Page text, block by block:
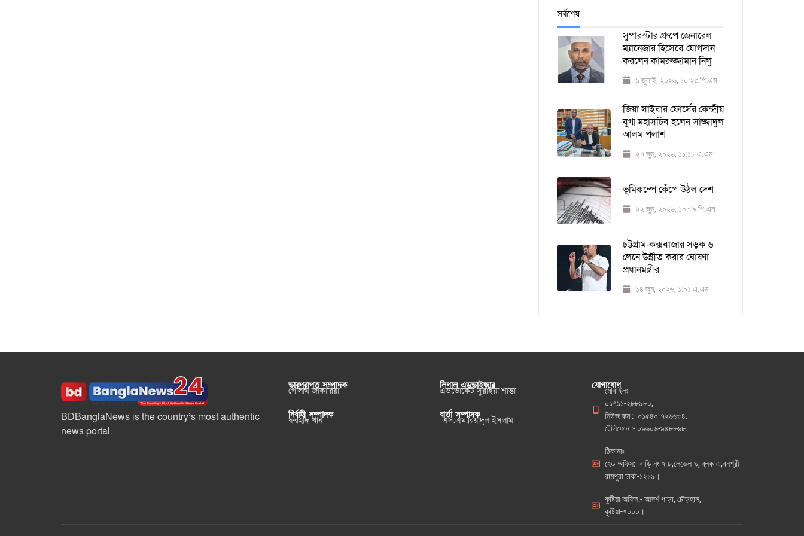
সর্বশেষ
সুপারস্টার গ্রুপে জেনারেল
ম্যানেজার হিসেবে যোগদান
করলেন কামরুজ্জামান নিলু
১ জুলাই, ২০২৬, ১০:২৩ পি.এম
জিয়া সাইবার ফোর্সের কেন্দ্রীয়
যুগ্ম মহাসচিব হলেন সাজ্জাদুল
আলম পলাশ
২৭ জুন, ২০২৬, ১১:১৮ এ.এম
ভূমিকম্পে কেঁপে উঠল দেশ
২২ জুন, ২০২৬, ১০:৩৯ পি.এম
চট্টগ্রাম-কক্সবাজার সড়ক ৬
লেনে উন্নীত করার ঘোষণা
প্রধানমন্ত্রীর
১৪ জুন, ২০২৬, ১:০১ এ.এম
BDBanglaNews is the country’s most authentic
news portal.
ভারপ্রাপ্ত সম্পাদক
গোলাম জাকারিয়া
নির্বাহী সম্পাদক
ফরহাদ খান
লিগাল এডভাইজার
এডভোকেট সুরাইয়া শান্তা
বার্তা সম্পাদক
এস.এম.রিয়াদুল ইসলাম
যোগাযোগ
মোবাইলঃ
০১৭১১-২৮৮৯৮০,
নিউজ রুম :- ০১৫৪০-৭২৬৬৩৪.
টেলিফোন :- ০৯৬০৬-৯৪৮৮৬৮.
ঠিকানাঃ
হেড অফিস:- বাড়ি নং ৭-৮,লেভেল-৯, ব্লক-এ,বনশ্রী
রামপুরা ঢাকা-১২১৯।
কুষ্টিয়া অফিস:- আদর্শ পাড়া, চৌড়হাস,
কুষ্টিয়া-৭০০০।